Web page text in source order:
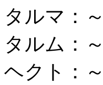
タルマ：
タルム：
ヘクト：